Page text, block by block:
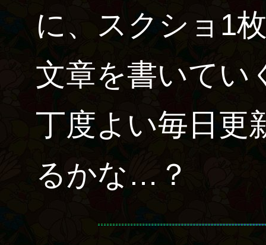
に、スクショ1
文章を書いてい
丁度よい毎日更
るかな…？